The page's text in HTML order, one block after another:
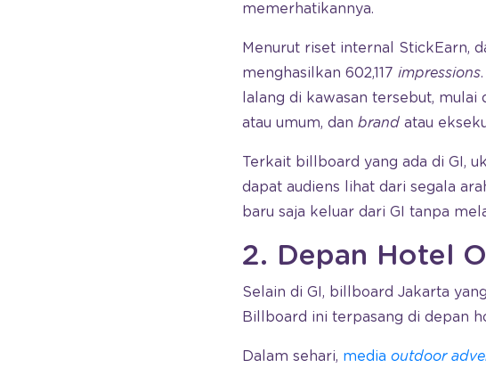
memerhatikannya.
Menurut riset internal StickEarn,
menghasilkan 602,117 impressions
lalang di kawasan tersebut,
atau umum, dan brand atau
Terkait billboard yang ada di GI,
dapat audiens lihat dari segala
baru saja keluar dari GI tanpa
2. Depan Hotel
Selain di GI, billboard Jakarta
Billboard ini terpasang di depan
Dalam sehari, media outdoor